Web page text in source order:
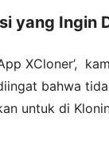
yang Ingin
XCloner’,
bahwa
untuk di